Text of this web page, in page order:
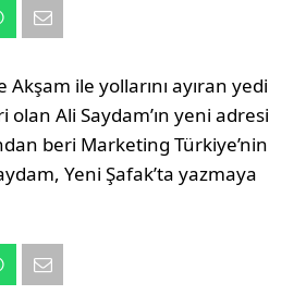
ile yollarını ayıran yedi
olan Ali Saydam’ın yeni adresi
beri Marketing Türkiye’nin
Yeni Şafak’ta yazmaya